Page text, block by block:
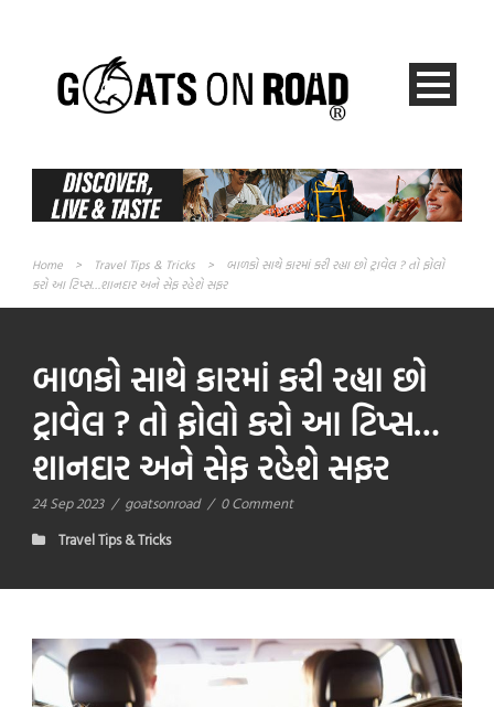
Home > Travel Tips & Tricks >
બાળકો સાથે કારમાં કરી રહ્યા છો ટ્રાવેલ ? તો ફોલો
કરો આ ટિપ્સ…શાનદાર અને સેફ રહેશે સફર
બાળકો સાથે કારમાં કરી રહ્યા છો
ટ્રાવેલ ? તો ફોલો કરો આ ટિપ્સ…
શાનદાર અને સેફ રહેશે સફર
24 Sep 2023 / goatsonroad / 0 Comment
Travel Tips & Tricks